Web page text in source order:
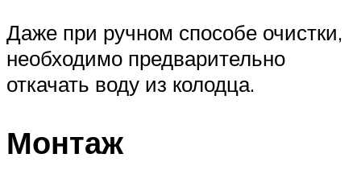
Даже при ручном способе очистки,
необходимо предварительно
откачать воду из колодца.
Монтаж